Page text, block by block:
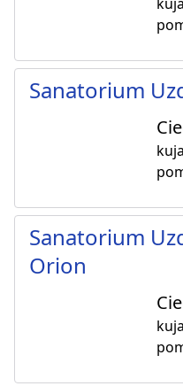
Sanatorium
Sanatorium
Orion